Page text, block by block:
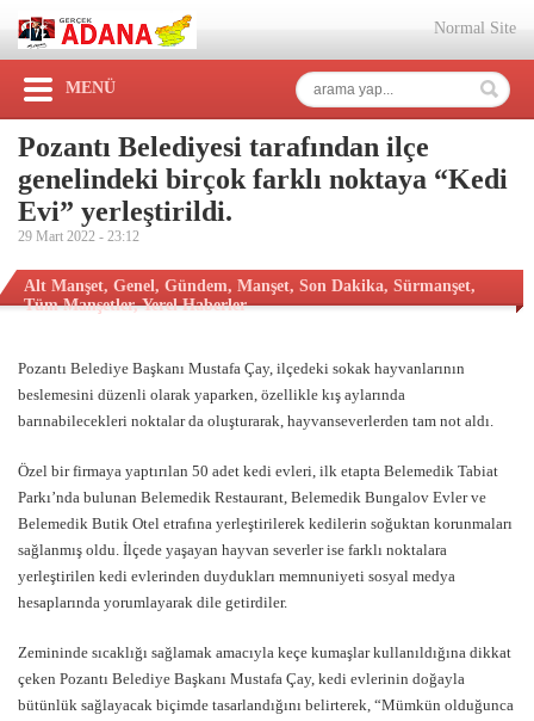
Normal Site
MENÜ
Pozantı Belediyesi tarafından ilçe
genelindeki birçok farklı noktaya “Kedi
Evi” yerleştirildi.
29 Mart 2022 - 23:12
Alt Manşet, Genel, Gündem, Manşet, Son Dakika, Sürmanşet,
Tüm Manşetler,Yerel Haberler
Pozantı Belediye Başkanı Mustafa Çay, ilçedeki sokak hayvanlarının
beslemesini düzenli olarak yaparken, özellikle kış aylarında
barınabilecekleri noktalar da oluşturarak, hayvanseverlerden tam not aldı.
Özel bir firmaya yaptırılan 50 adet kedi evleri, ilk etapta Belemedik Tabiat
Parkı’nda bulunan Belemedik Restaurant, Belemedik Bungalov Evler ve
Belemedik Butik Otel etrafına yerleştirilerek kedilerin soğuktan korunmaları
sağlanmış oldu. İlçede yaşayan hayvan severler ise farklı noktalara
yerleştirilen kedi evlerinden duydukları memnuniyeti sosyal medya
hesaplarında yorumlayarak dile getirdiler.
Zemininde sıcaklığı sağlamak amacıyla keçe kumaşlar kullanıldığına dikkat
çeken Pozantı Belediye Başkanı Mustafa Çay, kedi evlerinin doğayla
bütünlük sağlayacak biçimde tasarlandığını belirterek, “Mümkün olduğunca